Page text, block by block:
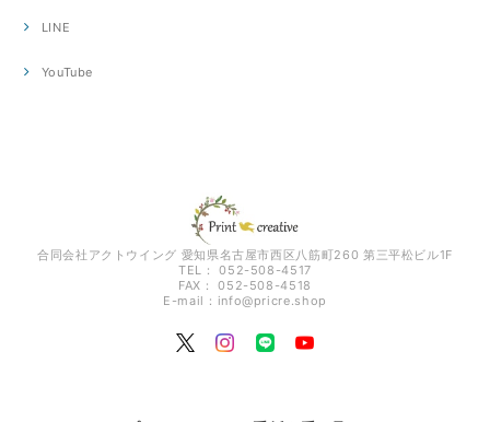
LINE
YouTube
合同会社アクトウイング 愛知県名古屋市西区八筋町260 第三平松ビル1F
TEL： 052-508-4517
FAX： 052-508-4518
E-mail： info@pricre.shop